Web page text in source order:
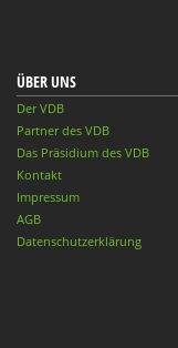
ÜBER UNS
Der VDB
Partner des VDB
Das Präsidium des VDB
Kontakt
Impressum
AGB
Datenschutzerklärung